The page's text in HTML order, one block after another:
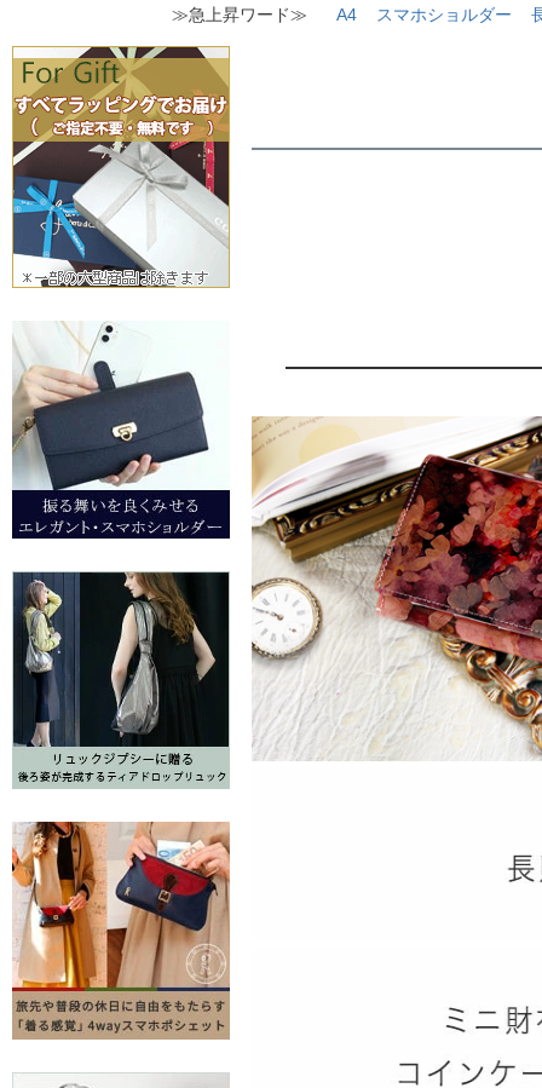
≫急上昇ワード≫ A4 スマホショルダー